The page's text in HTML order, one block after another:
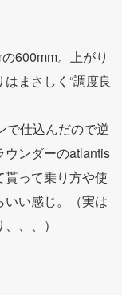
の600mm。上がり
まさしく“調度良
で仕込んだので逆
ウンダーのatlantis
って乗り方や使
い感じ。（実は
、、）